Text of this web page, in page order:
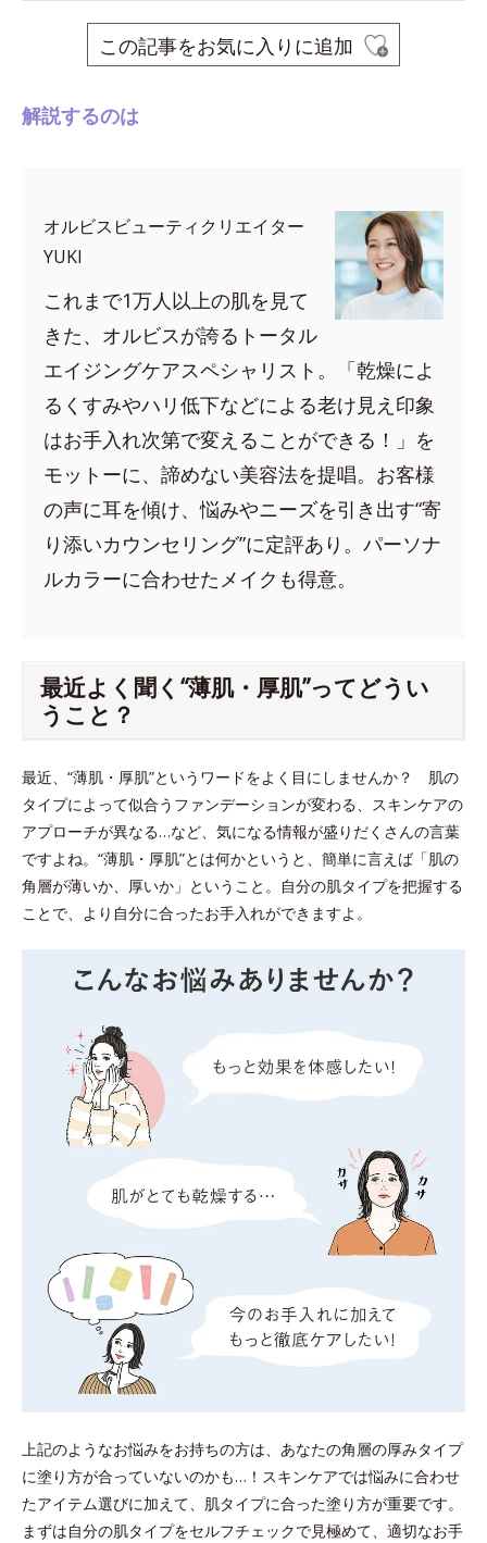
この記事をお気に入りに追加
解説するのは
オルビスビューティクリエイター
YUKI
これまで1万人以上の肌を見て
きた、オルビスが誇るトータル
エイジングケアスペシャリスト。「乾燥によ
るくすみやハリ低下などによる老け見え印象
はお手入れ次第で変えることができる！」を
モットーに、諦めない美容法を提唱。お客様
の声に耳を傾け、悩みやニーズを引き出す“寄
り添いカウンセリング”に定評あり。パーソナ
ルカラーに合わせたメイクも得意。
最近よく聞く“薄肌・厚肌”ってどうい
うこと？
最近、“薄肌・厚肌”というワードをよく目にしませんか？ 肌の
タイプによって似合うファンデーションが変わる、スキンケアの
アプローチが異なる…など、気になる情報が盛りだくさんの言葉
ですよね。“薄肌・厚肌”とは何かというと、簡単に言えば「肌の
角層が薄いか、厚いか」ということ。自分の肌タイプを把握する
ことで、より自分に合ったお手入れができますよ。
上記のようなお悩みをお持ちの方は、あなたの角層の厚みタイプ
に塗り方が合っていないのかも…！スキンケアでは悩みに合わせ
たアイテム選びに加えて、肌タイプに合った塗り方が重要です。
まずは自分の肌タイプをセルフチェックで見極めて、適切なお手